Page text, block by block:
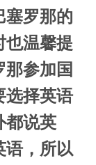
塞罗那的
也温馨提
参加国
选择英语
都说英
语，所以